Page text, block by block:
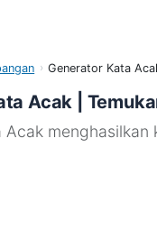
Generator Kata
Acak |
Acak